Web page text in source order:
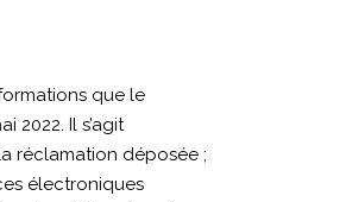
que le
2022. Il s’agit
réclamation déposée ;
électroniques